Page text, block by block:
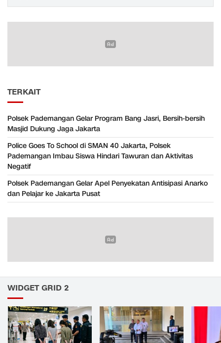
TERKAIT
Polsek Pademangan Gelar Program Bang Jasri, Bersih-bersih
Masjid Dukung Jaga Jakarta
Police Goes To School di SMAN 40 Jakarta, Polsek
Pademangan Imbau Siswa Hindari Tawuran dan Aktivitas
Negatif
Polsek Pademangan Gelar Apel Penyekatan Antisipasi Anarko
dan Pelajar ke Jakarta Pusat
WIDGET GRID 2